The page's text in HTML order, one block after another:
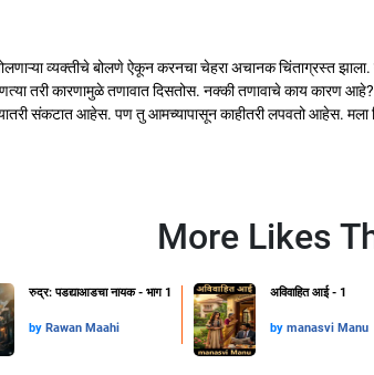
व्यक्तीचे बोलणे ऐकून करनचा चेहरा अचानक चिंताग्रस्त
तरी कारणामुळे तणावात दिसतोस. नक्की तणावाचे काय कारण
संकटात आहेस. पण तु आमच्यापासून काहीतरी लपवतो आहेस. मला
More Likes
रुद्र: पडद्याआडचा नायक - भाग 1
by Rawan Maahi
अविवाहित आई - 1
by manasvi Manu